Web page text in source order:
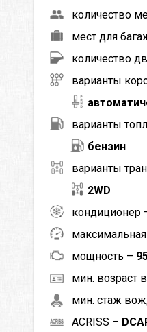
количество
мест для
количество
варианты
варианты
бензин
варианты
2WD
кондиционер
мощность –
мин. возраст
мин. стаж
ACRISS –